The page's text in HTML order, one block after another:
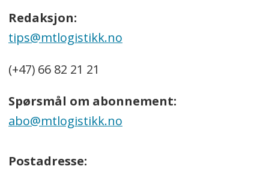
Redaksjon:
tips@mtlogistikk.no
(+47) 66 82 21 21
Spørsmål om abonnement:
abo@mtlogistikk.no
Postadresse: